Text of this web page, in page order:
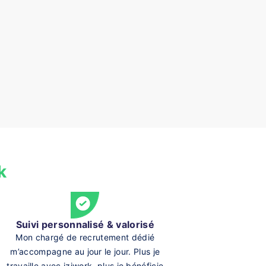
Suivi personnalisé & valorisé
Mon chargé de recrutement dédié
m’accompagne au jour le jour. Plus je